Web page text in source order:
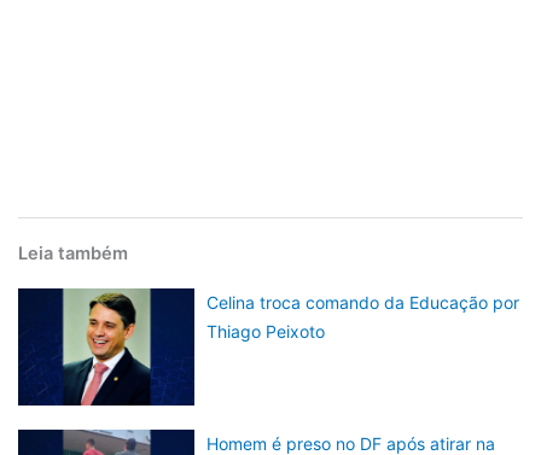
Leia também
Celina troca comando da Educação por
Thiago Peixoto
Homem é preso no DF após atirar na